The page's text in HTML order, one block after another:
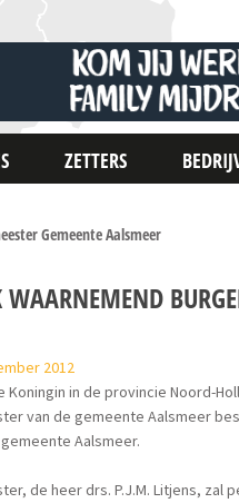
ZETTERS
Gemeente Aalsmeer
2012
Koningin in de provincie Noord-
van de gemeente Aalsmeer
Aalsmeer.
de heer drs. P.J.M. Litjens,